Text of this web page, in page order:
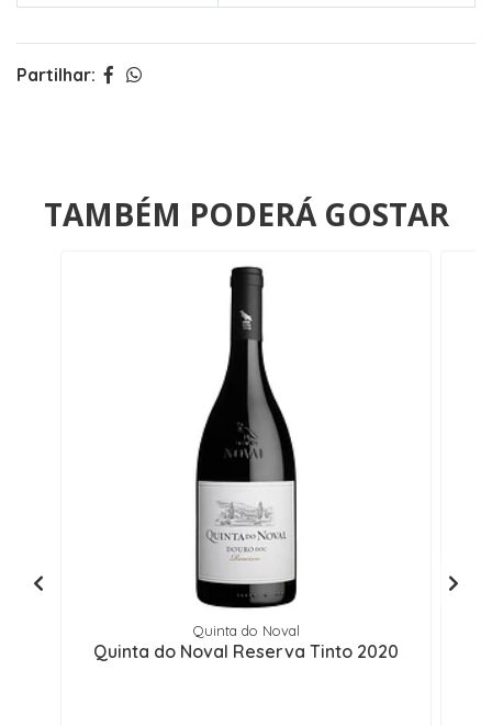
Partilhar:
TAMBÉM PODERÁ GOSTAR
Quinta do Noval
Quinta do Noval Reserva Tinto 2020